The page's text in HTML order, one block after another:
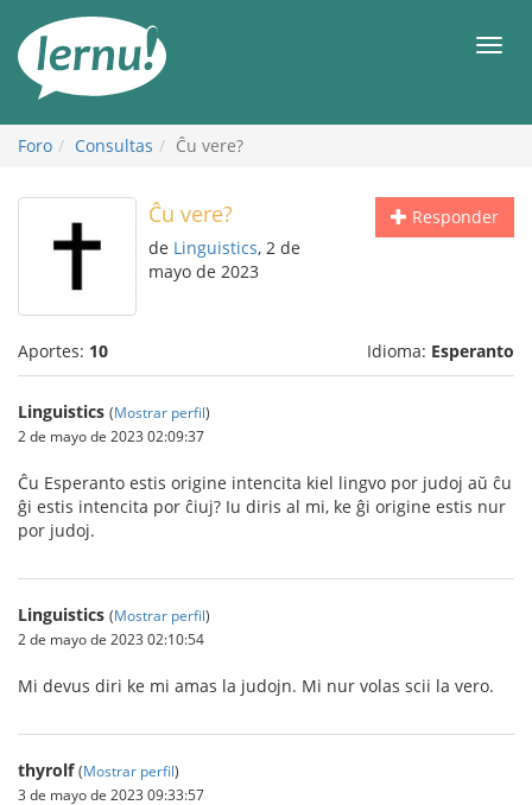
Foro Consultas Ĉu vere?
Responder
Ĉu vere?
de Linguistics, 2 de
mayo de 2023
Aportes: 10 Idioma: Esperanto
Linguistics (Mostrar perfil)
2 de mayo de 2023 02:09:37
Ĉu Esperanto estis origine intencita kiel lingvo por judoj aŭ ĉu
ĝi estis intencita por ĉiuj? Iu diris al mi, ke ĝi origine estis nur
por judoj.
Linguistics (Mostrar perfil)
2 de mayo de 2023 02:10:54
Mi devus diri ke mi amas la judojn. Mi nur volas scii la vero.
thyrolf (Mostrar perfil)
3 de mayo de 2023 09:33:57